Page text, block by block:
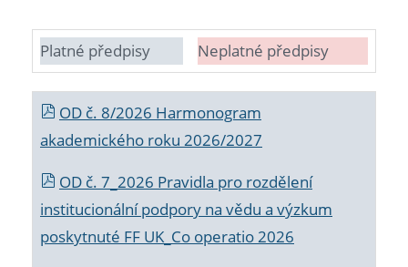
Platné předpisy Neplatné předpisy
OD č. 8/2026 Harmonogram
akademického roku 2026/2027
OD č. 7_2026 Pravidla pro rozdělení
institucionální podpory na vědu a výzkum
poskytnuté FF UK_Co operatio 2026